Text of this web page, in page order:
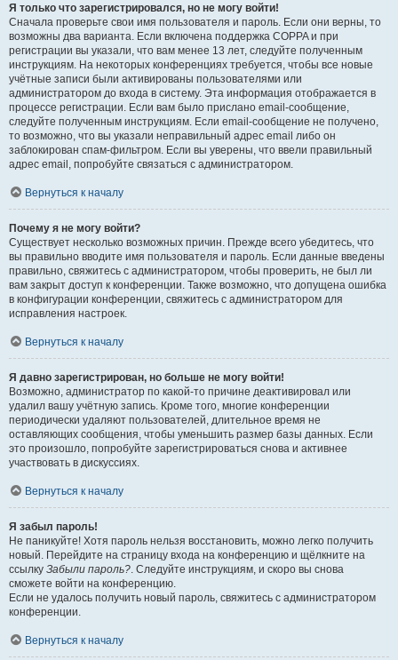
Я только что зарегистрировался, но не могу войти!
Сначала проверьте свои имя пользователя и пароль. Если они верны, то
возможны два варианта. Если включена поддержка COPPA и при
регистрации вы указали, что вам менее 13 лет, следуйте полученным
инструкциям. На некоторых конференциях требуется, чтобы все новые
учётные записи были активированы пользователями или
администратором до входа в систему. Эта информация отображается в
процессе регистрации. Если вам было прислано email-сообщение,
следуйте полученным инструкциям. Если email-сообщение не получено,
то возможно, что вы указали неправильный адрес email либо он
заблокирован спам-фильтром. Если вы уверены, что ввели правильный
адрес email, попробуйте связаться с администратором.
Вернуться к началу
Почему я не могу войти?
Существует несколько возможных причин. Прежде всего убедитесь, что
вы правильно вводите имя пользователя и пароль. Если данные введены
правильно, свяжитесь с администратором, чтобы проверить, не был ли
вам закрыт доступ к конференции. Также возможно, что допущена ошибка
в конфигурации конференции, свяжитесь с администратором для
исправления настроек.
Вернуться к началу
Я давно зарегистрирован, но больше не могу войти!
Возможно, администратор по какой-то причине деактивировал или
удалил вашу учётную запись. Кроме того, многие конференции
периодически удаляют пользователей, длительное время не
оставляющих сообщения, чтобы уменьшить размер базы данных. Если
это произошло, попробуйте зарегистрироваться снова и активнее
участвовать в дискуссиях.
Вернуться к началу
Я забыл пароль!
Не паникуйте! Хотя пароль нельзя восстановить, можно легко получить
новый. Перейдите на страницу входа на конференцию и щёлкните на
ссылку Забыли пароль?. Следуйте инструкциям, и скоро вы снова
сможете войти на конференцию.
Если не удалось получить новый пароль, свяжитесь с администратором
конференции.
Вернуться к началу